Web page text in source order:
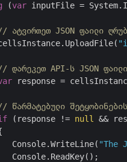
(var inputFile =
ატვირთეთ JSON ფაილი
დარეკეთ API-ს JSON
response =
წარმატებული
(response != null &&
Console.WriteLine(
"The
Console.ReadKey();